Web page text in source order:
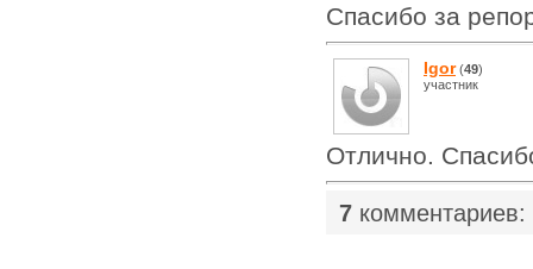
Спасибо за
Igor(49)
участник
Отлично.
7 комментариев: